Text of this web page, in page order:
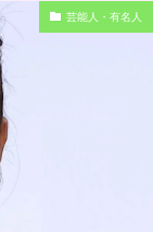
芸能人・有名人